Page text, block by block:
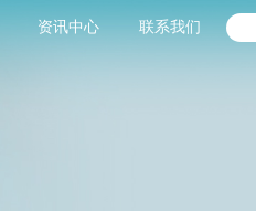
资讯中心 联系我们